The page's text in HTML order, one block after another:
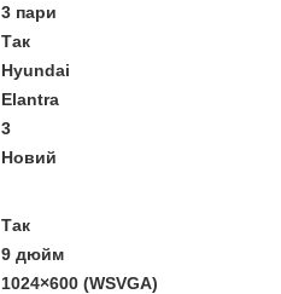
3 пари
Так
Hyundai
Elantra
3
Новий
Так
9 дюйм
1024×600 (WSVGA)